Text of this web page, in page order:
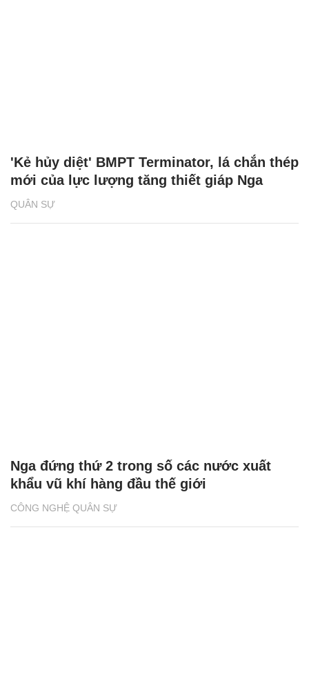
QUÂN SỰ
'Kẻ hủy diệt' BMPT Terminator, lá chắn thép
mới của lực lượng tăng thiết giáp Nga
CÔNG NGHỆ QUÂN SỰ
Nga đứng thứ 2 trong số các nước xuất
khẩu vũ khí hàng đầu thế giới